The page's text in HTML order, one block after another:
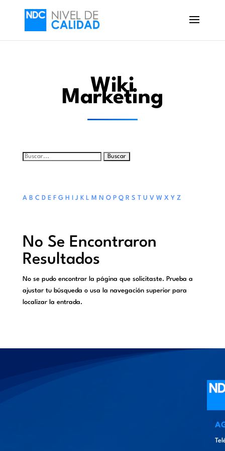
Wiki
Marketing
Buscar:
A B C D E F G H J K L M N O P Q R S T U V W X Y Z
No Se Encontraron
Resultados
No se pudo encontrar la página que solicitaste. Prueba a
ajustar tu búsqueda o usa la navegación superior para
localizar la entrada.